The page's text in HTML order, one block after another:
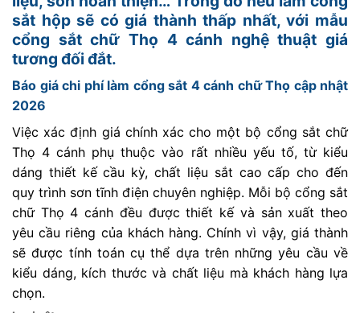
sắt hộp sẽ có giá thành thấp nhất, với mẫu
cổng sắt chữ Thọ 4 cánh nghệ thuật giá
tương đối đắt.
Báo giá chi phí làm cổng sắt 4 cánh chữ Thọ cập nhật
2026
Việc xác định giá chính xác cho một bộ cổng sắt chữ
Thọ 4 cánh phụ thuộc vào rất nhiều yếu tố, từ kiểu
dáng thiết kế cầu kỳ, chất liệu sắt cao cấp cho đến
quy trình sơn tĩnh điện chuyên nghiệp. Mỗi bộ cổng sắt
chữ Thọ 4 cánh đều được thiết kế và sản xuất theo
yêu cầu riêng của khách hàng. Chính vì vậy, giá thành
sẽ được tính toán cụ thể dựa trên những yêu cầu về
kiểu dáng, kích thước và chất liệu mà khách hàng lựa
chọn.